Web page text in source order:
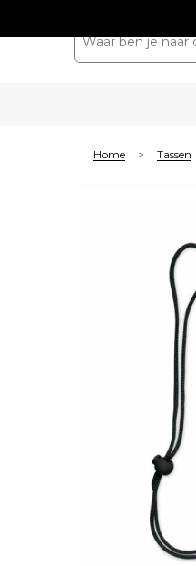
Home > Tassen